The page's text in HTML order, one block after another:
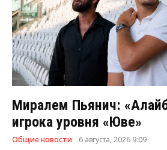
Миралем Пьянич:
игрока уровня «Юве»
Общие новости 6 августа, 2026 9:09